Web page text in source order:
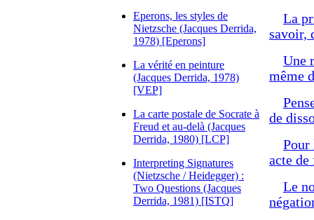
Eperons, les styles de
Nietzsche (Jacques Derrida,
1978) [Eperons]
La vérité en peinture
(Jacques Derrida, 1978)
[VEP]
La carte postale de Socrate à
Freud et au-delà (Jacques
Derrida, 1980) [LCP]
Interpreting Signatures
(Nietzsche / Heidegger) :
Two Questions (Jacques
Derrida, 1981) [ISTQ]
La
savoir,
Une
même
de
Pour
acte
Le